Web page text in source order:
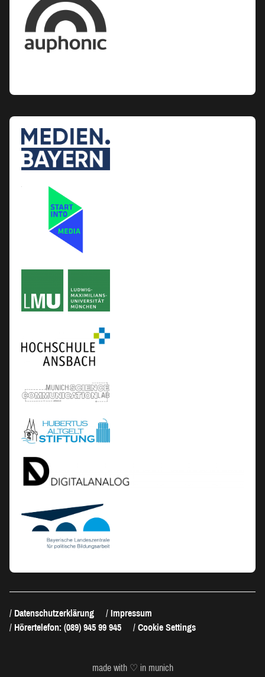
Datenschutzerklärung
Impressum
Hörertelefon: (089) 945 99 945
Cookie Settings
made with ♡ in munich